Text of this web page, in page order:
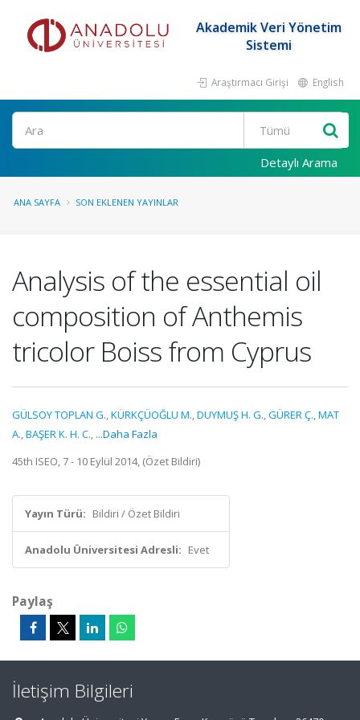
Akademik Veri Yönetim
Sistemi
Araştırmacı Girişi English
Ara
Detaylı Arama
ANA SAYFA SON EKLENEN YAYINLAR
Analysis of the essential oil
composition of Anthemis
tricolor Boiss from Cyprus
GÜLSOY TOPLAN G.,KÜRKÇÜOĞLU M.,DUYMUŞ H. G.,GÜRER Ç.,MAT
A.,BAŞER K. H. C., ...Daha Fazla
45th ISEO, 7 - 10 Eylül 2014, (Özet Bildiri)
Yayın Türü: Bildiri / Özet Bildiri
Anadolu Üniversitesi Adresli: Evet
Paylaş
İletişim Bilgileri